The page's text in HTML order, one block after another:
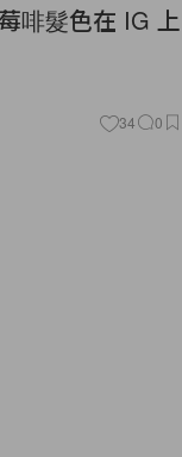
啡髮色在 IG 上
34 0